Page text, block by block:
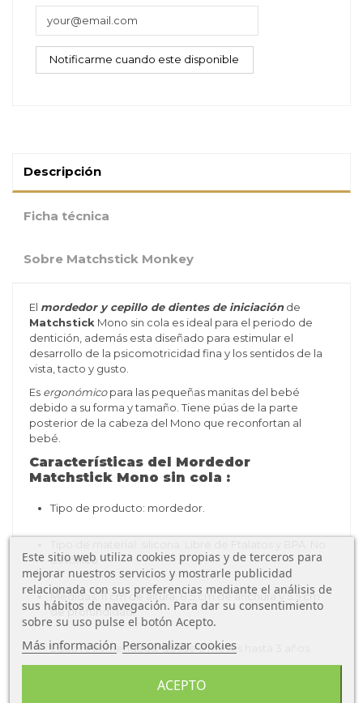
Descripción
Ficha técnica
Sobre Matchstick Monkey
El mordedor y cepillo de dientes de iniciaciónde
Matchstick Mono sin cola es ideal para el periodo de
dentición, además esta diseñado para estimular el
desarrollo de la psicomotricidad fina y los sentidos de la
vista, tacto y gusto.
Es ergonómicopara las pequeñas manitas del bebé
debido a su forma y tamaño. Tiene púas de la parte
posterior de la cabeza del Mono que reconfortan al
bebé.
Características del Mordedor
Matchstick Mono sin cola :
Tipo de producto: mordedor.
es tóxico
Medidas: 11 cm de altura, 8.5 cm de anchura y 5.5 cm
de profundidad.
Edad recomendada: desde 3 meses hasta 3 años.
Otras características: Puede lavarse en el
Este sitio web utiliza cookies propias y de terceros para
mejorar nuestros servicios y mostrarle publicidad
relacionada con sus preferencias mediante el análisis de
sus hábitos de navegación. Para dar su consentimiento
sobre su uso pulse el botón Acepto.
Más información Personalizar cookies
ACEPTO